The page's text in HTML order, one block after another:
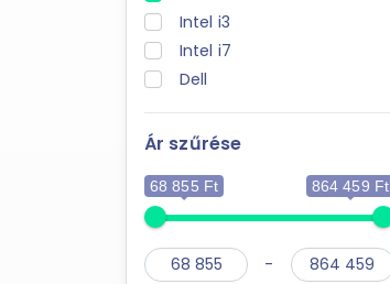
Intel i3
Intel i7
Dell
Ár szűrése
68 855 Ft 864 459 Ft
-